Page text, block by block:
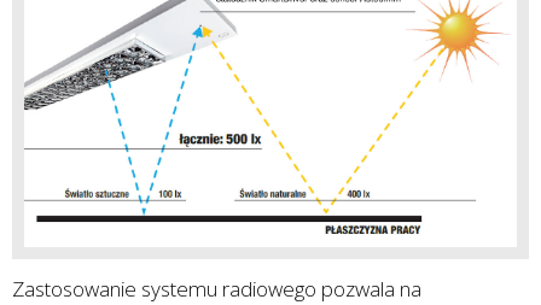
Zastosowanie systemu radiowego pozwala na